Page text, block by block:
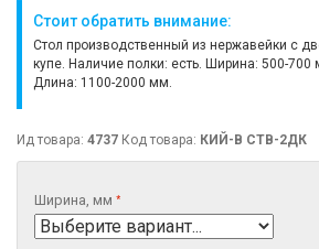
Стоит обратить внимание:
Стол производственный из нержавейки с
купе. Наличие полки: есть. Ширина: 500-700
Длина: 1100-2000 мм.
Ид товара: 4737 Код товара: КИЙ-В СТВ-2ДК
Ширина, мм